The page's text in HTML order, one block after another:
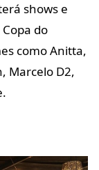
shows e
do
como Anitta,
Marcelo D2,